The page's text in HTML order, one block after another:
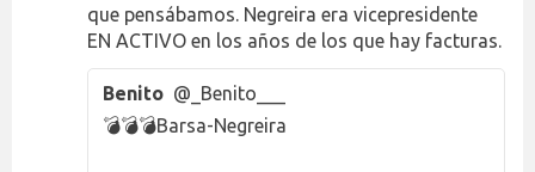
que pensábamos. Negreira era vicepresidente
EN ACTIVO en los años de los que hay facturas.
Benito @_Benito___
💣💣💣Barsa-Negreira